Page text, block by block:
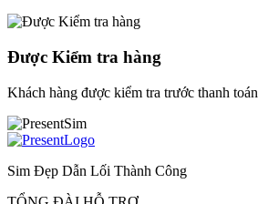
Được Kiểm tra hàng
Khách hàng được kiểm tra trước thanh toán
Sim Đẹp Dẫn Lối Thành Công